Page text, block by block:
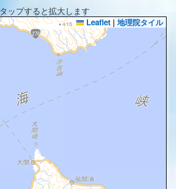
タップすると拡大します
Leaflet | 地理院タイル